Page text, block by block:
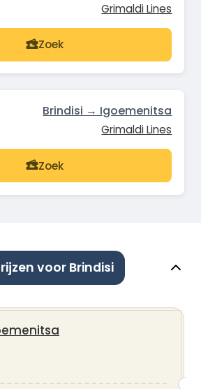
Grimaldi Lines
Zoek
Brindisi → Igoemenitsa
Grimaldi Lines
Zoek
voor Brindisi